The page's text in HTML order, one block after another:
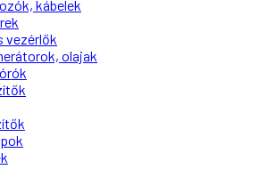
kábelek
vezérlők
olajak